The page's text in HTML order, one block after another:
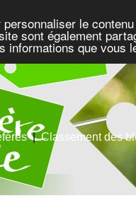
le
sont également
informations que
|Classement des